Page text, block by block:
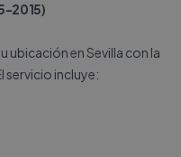
2015)
ubicación en Sevilla con la
servicio incluye: